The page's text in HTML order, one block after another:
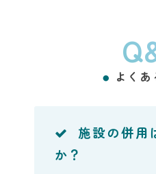
● よく
施設の併用
か？